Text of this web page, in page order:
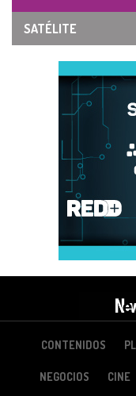
SATÉLITE
CONTENIDOS
NEGOCIOS CINE